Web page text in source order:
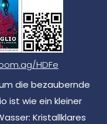
HDFe
die bezaubernde
ist wie ein kleiner
Kristallklares